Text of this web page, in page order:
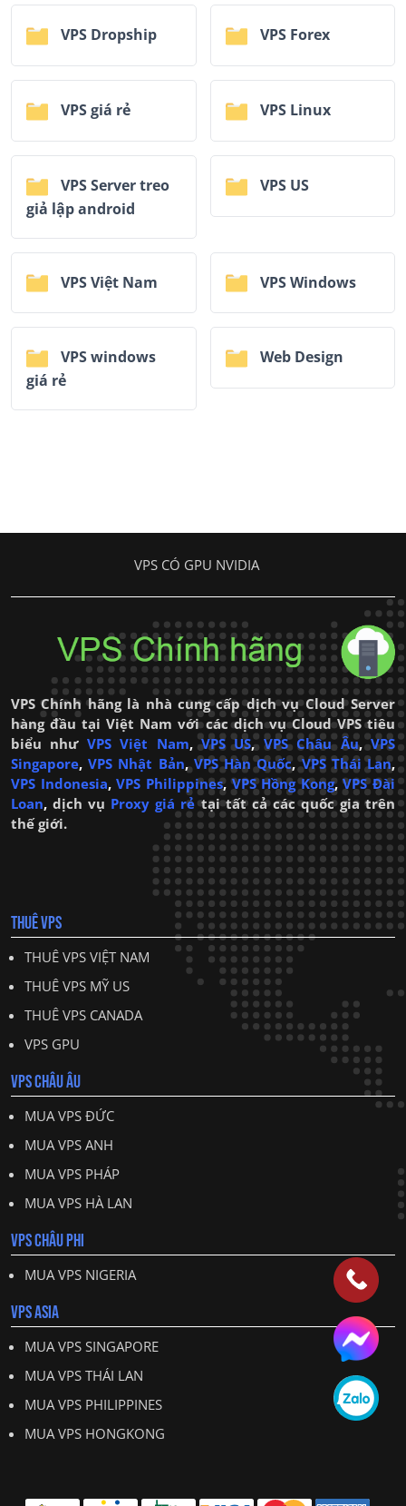
VPS Dropship VPS Forex
VPS giá rẻ VPS Linux
VPS Server treo
giả lập android
VPS US
VPS Việt Nam VPS Windows
VPS windows
giá rẻ
Web Design
VPS CÓ GPU NVIDIA
VPS Chính hãng là nhà cung cấp dịch vụ Cloud Server
hàng đầu tại Việt Nam với các dịch vụ Cloud VPS tiêu
biểu như VPS Việt Nam,VPS US,VPS Châu Âu,VPS
Singapore, VPS Nhật Bản,VPS Hàn Quốc,VPS Thái Lan,
VPS Indonesia,VPS Philippines,VPS Hồng Kong,VPS Đài
Loan, dịch vụ Proxy giá rẻtại tất cả các quốc gia trên
thế giới.
THUÊ VPS
THUÊ VPS VIỆT NAM
THUÊ VPS MỸ US
THUÊ VPS CANADA
VPS GPU
VPS CHÂU ÂU
MUA VPS ĐỨC
MUA VPS ANH
MUA VPS PHÁP
MUA VPS HÀ LAN
VPS CHÂU PHI
MUA VPS NIGERIA
VPS ASIA
MUA VPS SINGAPORE
MUA VPS THÁI LAN
MUA VPS PHILIPPINES
MUA VPS HONGKONG